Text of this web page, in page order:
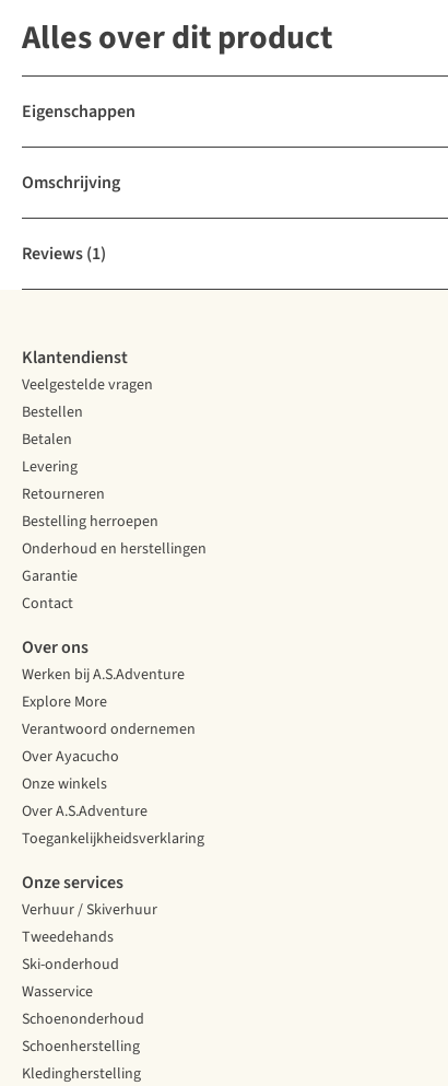
Alles over dit product
Eigenschappen
Omschrijving
Reviews(1)
Klantendienst
Veelgestelde vragen
Bestellen
Betalen
Levering
Retourneren
Bestelling herroepen
Onderhoud en herstellingen
Garantie
Contact
Over ons
Werken bij A.S.Adventure
Explore More
Verantwoord ondernemen
Over Ayacucho
Onze winkels
Over A.S.Adventure
Toegankelijkheidsverklaring
Onze services
Verhuur / Skiverhuur
Tweedehands
Ski-onderhoud
Wasservice
Schoenonderhoud
Schoenherstelling
Kledingherstelling